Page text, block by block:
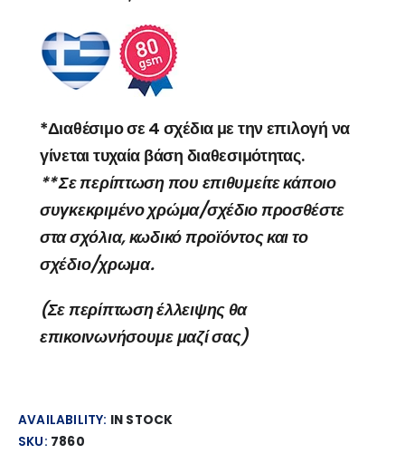
*Διαθέσιμο σε 4 σχέδια με την επιλογή να
γίνεται τυχαία βάση διαθεσιμότητας.
** Σε περίπτωση που επιθυμείτε κάποιο
συγκεκριμένο χρώμα/σχέδιο προσθέστε
στα σχόλια, κωδικό προϊόντος και το
σχέδιο/χρωμα.
(Σε περίπτωση έλλειψης θα
επικοινωνήσουμε μαζί σας)
AVAILABILITY: IN STOCK
SKU: 7860